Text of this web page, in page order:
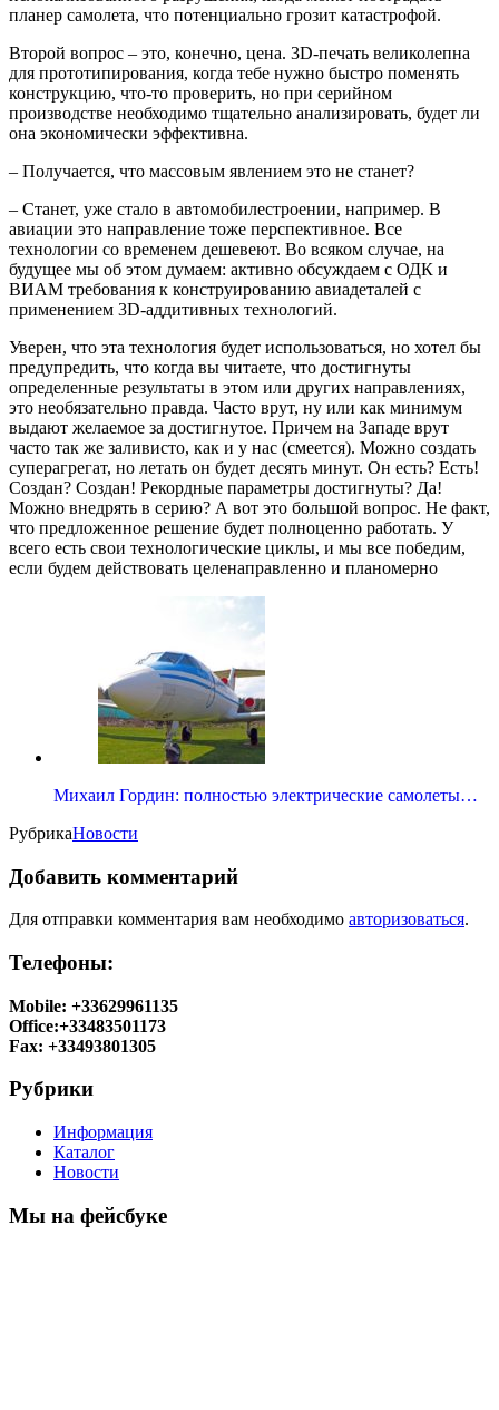
планер самолета, что потенциально грозит катастрофой.
Второй вопрос – это, конечно, цена. 3D-печать великолепна
для прототипирования, когда тебе нужно быстро поменять
конструкцию, что-то проверить, но при серийном
производстве необходимо тщательно анализировать, будет ли
она экономически эффективна.
– Получается, что массовым явлением это не станет?
– Станет, уже стало в автомобилестроении, например. В
авиации это направление тоже перспективное. Все
технологии со временем дешевеют. Во всяком случае, на
будущее мы об этом думаем: активно обсуждаем с ОДК и
ВИАМ требования к конструированию авиадеталей с
применением 3D-аддитивных технологий.
Уверен, что эта технология будет использоваться, но хотел бы
предупредить, что когда вы читаете, что достигнуты
определенные результаты в этом или других направлениях,
это необязательно правда. Часто врут, ну или как минимум
выдают желаемое за достигнутое. Причем на Западе врут
часто так же заливисто, как и у нас (смеется). Можно создать
суперагрегат, но летать он будет десять минут. Он есть? Есть!
Создан? Создан! Рекордные параметры достигнуты? Да!
Можно внедрять в серию? А вот это большой вопрос. Не факт,
что предложенное решение будет полноценно работать. У
всего есть свои технологические циклы, и мы все победим,
если будем действовать целенаправленно и планомерно
Михаил Гордин: полностью электрические самолеты…
РубрикаНовости
Добавить комментарий
Для отправки комментария вам необходимо авторизоваться.
Телефоны:
Mobile: +33629961135
Office:+33483501173
Fax: +33493801305
Рубрики
Информация
Каталог
Новости
Мы на фейсбуке